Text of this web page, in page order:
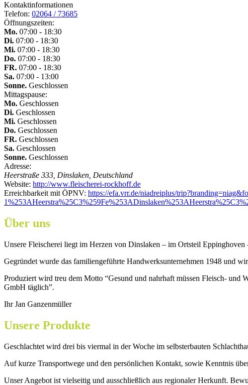
Kontaktinformationen
Telefon: 02064 / 73685
Öffnungszeiten:
Mo. 07:00 - 18:30
Di. 07:00 - 18:30
Mi. 07:00 - 18:30
Do. 07:00 - 18:30
FR. 07:00 - 18:30
Sa. 07:00 - 13:00
Sonne. Geschlossen
Mittagspause:
Mo. Geschlossen
Di. Geschlossen
Mi. Geschlossen
Do. Geschlossen
FR. Geschlossen
Sa. Geschlossen
Sonne. Geschlossen
Adresse:
Heerstraße 333, Dinslaken, Deutschland
Website: http://www.fleischerei-rockhoff.de
Erreichbarkeit mit ÖPNV: https://efa.vrr.de/niadreiplus/
Über uns
Unsere Fleischerei liegt im Herzen von Dinslaken – im Ortsteil
Gegründet wurde das familiengeführte Handwerksunternehmen 1948 und
Produziert wird treu dem Motto “Gesund und nahrhaft müssen Fleisch- und
GmbH täglich”.
Ihr Jan Ganzenmüller
Unsere Produkte
Geschlachtet wird drei bis viermal in der Woche im selbsterbauten
Auf kurze Transportwege und den persönlichen Kontakt, sowie Kenntnis
Unser Angebot ist vielseitig und ausschließlich aus regionaler Herkunft.